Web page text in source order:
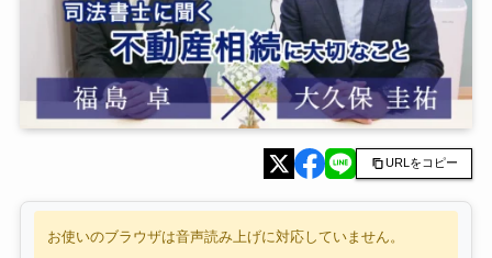
URLをコピー
お使いのブラウザは音声読み上げに対応していません。